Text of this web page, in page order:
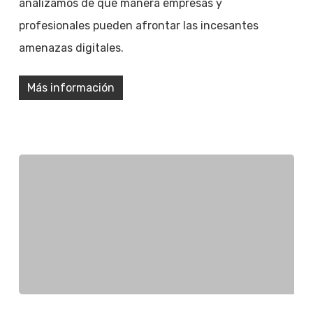
analizamos de qué manera empresas y
profesionales pueden afrontar las incesantes
amenazas digitales.
Más información